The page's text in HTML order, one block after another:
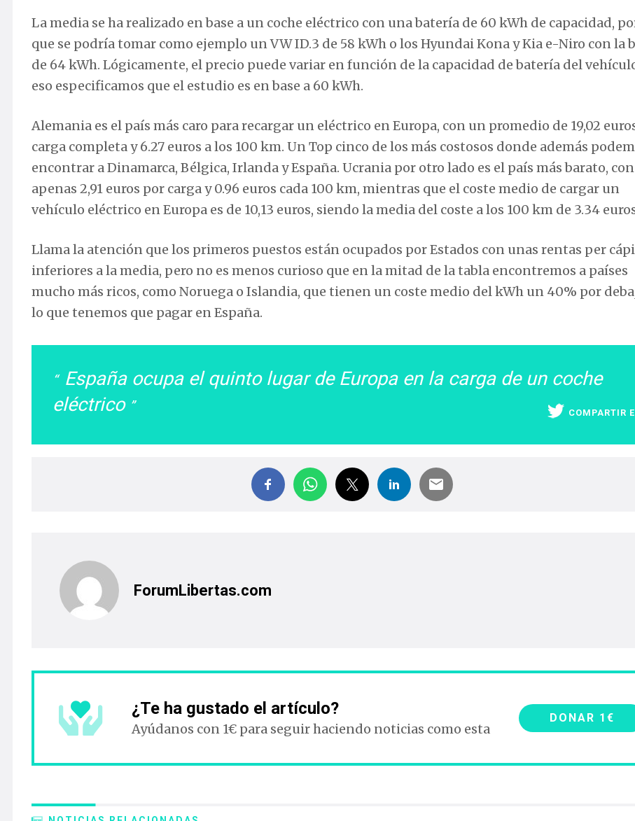
La media se ha realizado en base a un coche eléctrico con una batería de 60 kWh de capacidad,
que se podría tomar como ejemplo un VW ID.3 de 58 kWh o los Hyundai Kona y Kia e-Niro con la
de 64 kWh. Lógicamente, el precio puede variar en función de la capacidad de batería del
eso especificamos que el estudio es en base a 60 kWh.
Alemania es el país más caro para recargar un eléctrico en Europa, con un promedio de 19,02
carga completa y 6.27 euros a los 100 km. Un Top cinco de los más costosos donde además
encontrar a Dinamarca, Bélgica, Irlanda y España. Ucrania por otro lado es el país más barato, con
apenas 2,91 euros por carga y 0.96 euros cada 100 km, mientras que el coste medio de cargar un
vehículo eléctrico en Europa es de 10,13 euros, siendo la media del coste a los 100 km de 3.34
Llama la atención que los primeros puestos están ocupados por Estados con unas rentas per
inferiores a la media, pero no es menos curioso que en la mitad de la tabla encontremos a países
mucho más ricos, como Noruega o Islandia, que tienen un coste medio del kWh un 40% por
lo que tenemos que pagar en España.
España ocupa el quinto lugar de Europa en la carga de un coche
eléctrico
COMPARTIR
ForumLibertas.com
¿Te ha gustado el artículo?
Ayúdanos con 1€ para seguir haciendo noticias como esta
DONAR 1€